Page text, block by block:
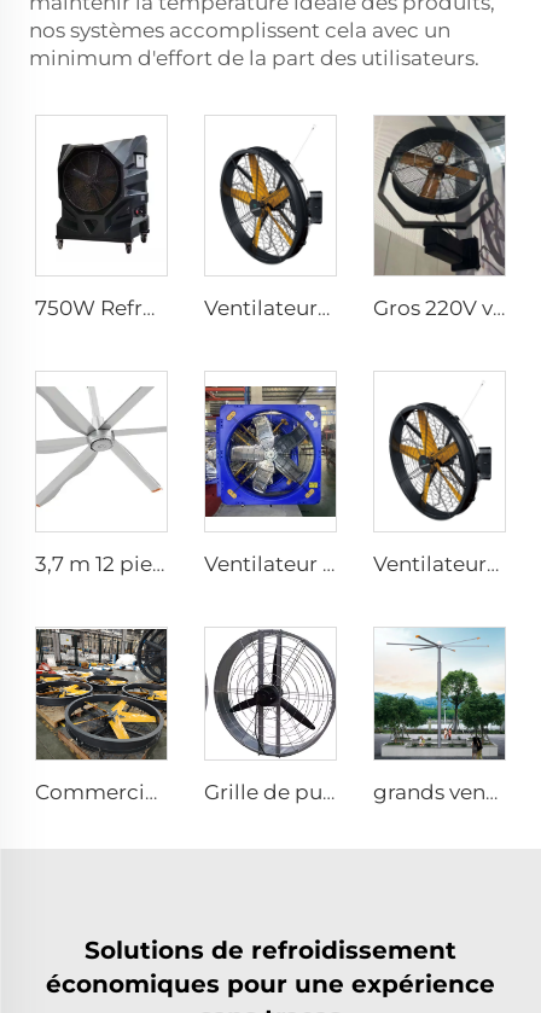
nos systèmes accomplissent cela avec un
minimum d'effort de la part des utilisateurs.
750W Refroidisseur d'Air Évaporatif Industriel Portable Ventilateurs industriels de haute qualité à grande vitesse fixés au mur pour entrepôt Gros 220V ventilateur de brume d'eau extérieur pour restaurant rafraîchissement d'air été avec oscillation
3,7 m 12 pieds ventilateur de plafond en aluminium à aimant permanent à faible vitesse série commerciale pour hôtels Ventilateur bleu PE pour exploitation avicole, ferme à vaches, ventilateur d'extraction pour refroidissement des fermes avicoles, bovines et laitières Ventilateurs industriels à haute vitesse fixés au mur de grande qualité avec moteur 220V pour usines, restaurants, fermes et hôtels
Commercial 0,9m 1,2m Grand Ventilateur Murale pour Usines de Fabrication, Restaurants, Fermes, Hôtels avec Moteur 220V Grille de pulvérisation galvanisée 1400 tr/min grand débit ventilateur rond suspendu de 950 mm pour étables grands ventilateurs extérieurs 10ft 12ft 16ft 24ft 220v avec moteur PMSM
Solutions de refroidissement
économiques pour une expérience